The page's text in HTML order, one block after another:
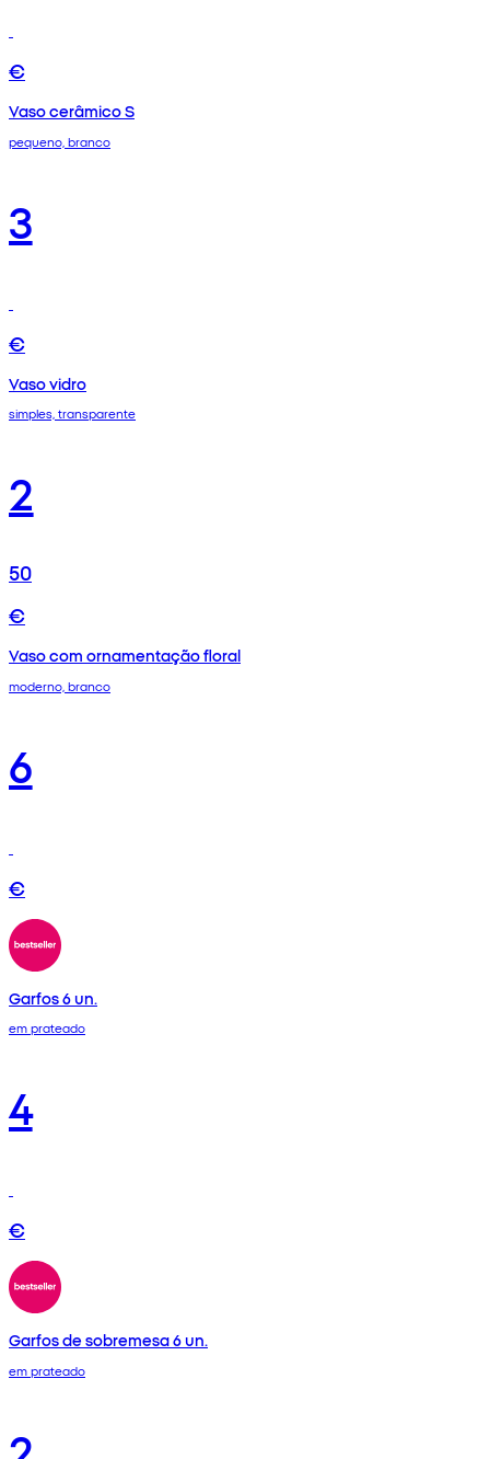
€
Vaso cerâmico S
pequeno, branco
3
€
Vaso vidro
simples, transparente
2
50
€
Vaso com ornamentação floral
moderno, branco
6
€
Garfos 6 un.
em prateado
4
€
Garfos de sobremesa 6 un.
em prateado